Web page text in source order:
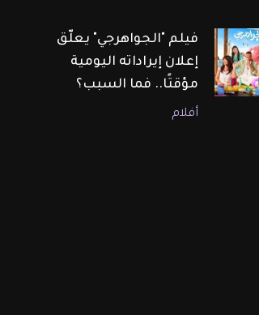
فيلم "الجواهرجي" يعلّق
إعلان إيراداته اليومية
مؤقتًا.. فما السبب؟
أفلام